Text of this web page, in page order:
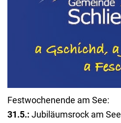
Festwochenende am See:
31.5.: Jubiläumsrock am See